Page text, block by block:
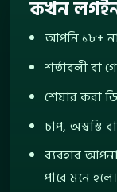
কখন লগইন
আপনি ১৮+
শর্তাবলী বা
শেয়ার করা
চাপ, অস্বস্তি
ব্যবহার
পারে মনে হলে।